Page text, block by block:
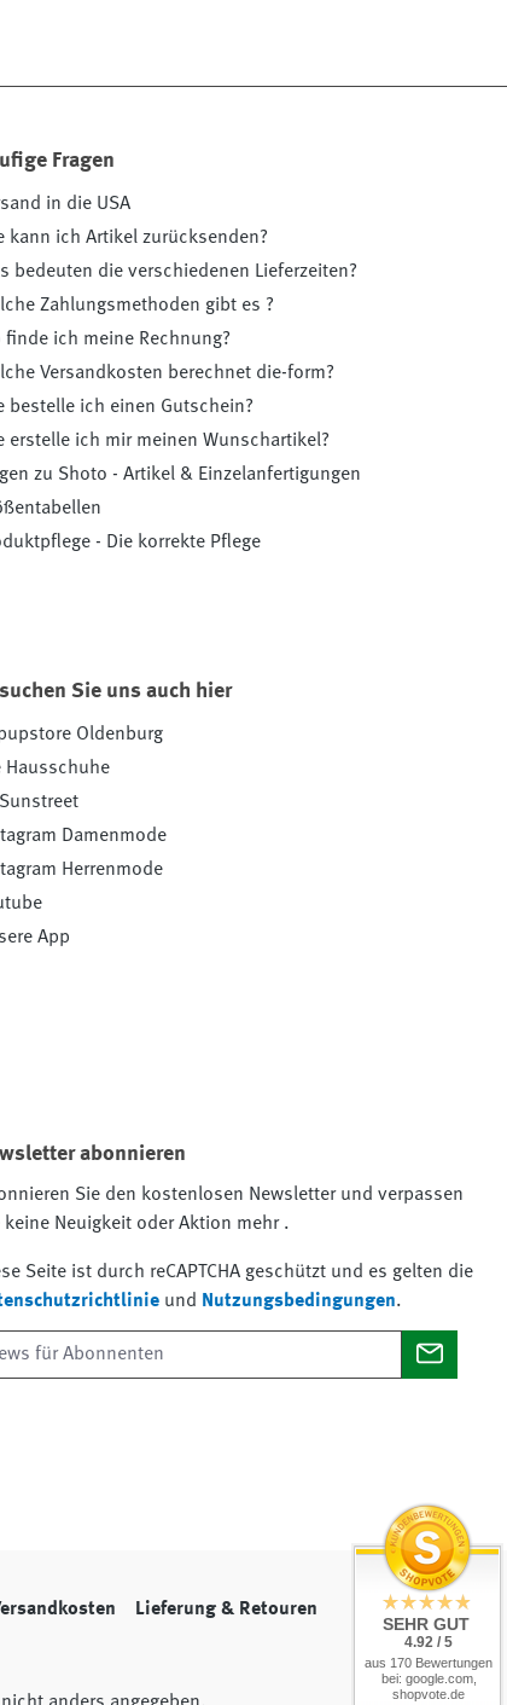
Fragen
in die USA
kann ich Artikel zurücksenden?
bedeuten die verschiedenen Lieferzeiten?
Zahlungsmethoden gibt es ?
finde ich meine Rechnung?
Versandkosten berechnet die-form?
bestelle ich einen Gutschein?
erstelle ich mir meinen Wunschartikel?
zu Shoto - Artikel & Einzelanfertigungen
- Die korrekte Pflege
Sie uns auch hier
Oldenburg
Hausschuhe
Damenmode
Herrenmode
App
abonnieren
Sie den kostenlosen Newsletter und verpassen
keine Neuigkeit oder Aktion mehr .
Seite ist durch reCAPTCHA geschützt und es gelten die
und Nutzungsbedingungen.
Lieferung & Retouren
SEHR GUT
4.92 / 5
aus 170 Bewertungen
bei: google.com,
shopvote.de